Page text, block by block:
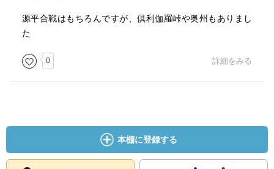
源平合戦はもちろんですが、倶利伽羅峠や奥州もありまし
た
0 詳細をみる
本棚に登録する